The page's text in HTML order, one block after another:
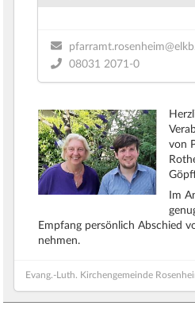
08031 2071-0
von
Im
Empfang persönlich Abschied
nehmen.
Evang.-Luth. Kirchengemeinde